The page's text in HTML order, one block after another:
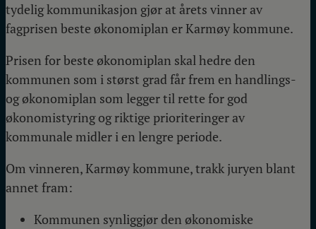
tydelig kommunikasjon gjør at årets vinner av
fagprisen beste økonomiplan er Karmøy kommune.
Prisen for beste økonomiplan skal hedre den
kommunen som i størst grad får frem en handlings-
og økonomiplan som legger til rette for god
økonomistyring og riktige prioriteringer av
kommunale midler i en lengre periode.
Om vinneren, Karmøy kommune, trakk juryen blant
annet fram:
Kommunen synliggjør den økonomiske